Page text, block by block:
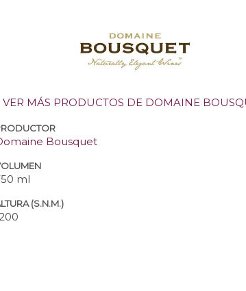
VER MÁS PRODUCTOS DE DOMAINE
Bousquet
ml
(S.N.M.)